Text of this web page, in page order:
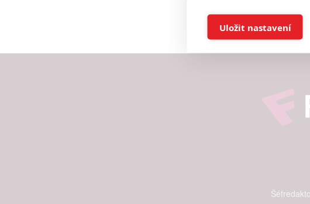
Ukládání a/nebo
Reklama
možnost: Zajištění
Poskytování a
Uložit nastavení